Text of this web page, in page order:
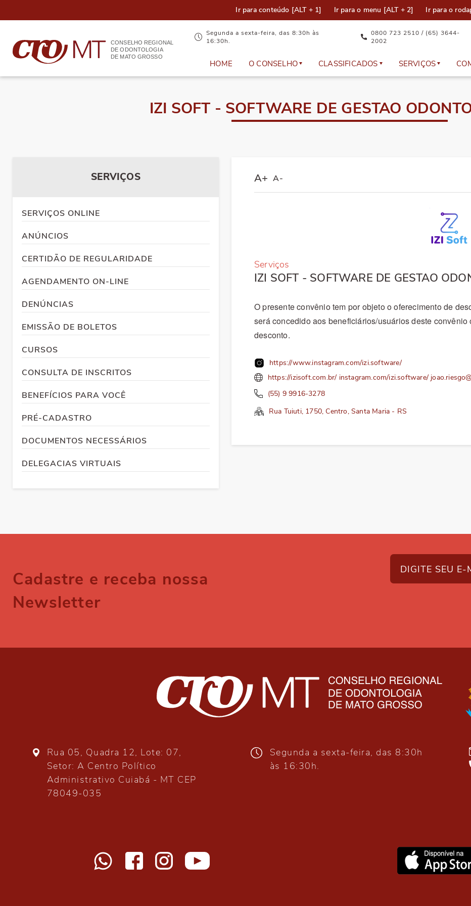
Ir para conteúdo [ALT + 1] Ir para o menu [ALT + 2] Ir para o
CONSELHO REGIONAL
DE ODONTOLOGIA
DE MATO GROSSO
Segunda a sexta-feira, das 8:30h às
16:30h.
0800 723 2510 / (65) 3644-
2002
HOME O CONSELHO
Plenário
Comissões e Câmaras Técnicas
Palavra do Presidente
Missão, Visão, Valores
Galeria de Presidentes
CLASSIFICADOS
Cadastre seu anúncio
SERVIÇOS
Atualização
Serviços on-line
Certidão de
Consulta de
Dados
IZI SOFT - SOFTWARE DE GESTAO
SERVIÇOS
SERVIÇOS ONLINE
ANÚNCIOS
CERTIDÃO DE REGULARIDADE
AGENDAMENTO ON-LINE
DENÚNCIAS
EMISSÃO DE BOLETOS
CURSOS
CONSULTA DE INSCRITOS
BENEFÍCIOS PARA VOCÊ
PRÉ-CADASTRO
DOCUMENTOS NECESSÁRIOS
DELEGACIAS VIRTUAIS
A+ A-
Serviços
IZI SOFT - SOFTWARE DE GESTAO
O presente convênio tem por objeto o oferecimento de
será concedido aos beneficiários/usuários deste
desconto.
https://www.instagram.com/izi.software/
https://izisoft.com.br/ instagram.com/izi.software/
(55) 9 9916-3278
Rua Tuiuti, 1750, Centro, Santa Maria - RS
Cadastre e receba nossa
Newsletter
Rua 05, Quadra 12, Lote: 07,
Setor: A Centro Político
Administrativo Cuiabá - MT CEP
78049-035
Segunda a sexta-feira, das 8:30h
às 16:30h.